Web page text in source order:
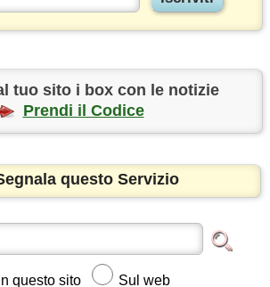
tuo sito i box con le notizie
Prendi il Codice
questo Servizio
In questo sito Sul web